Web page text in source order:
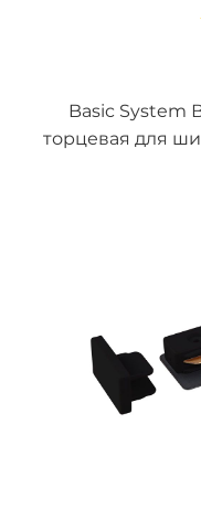
Basic System
торцевая для